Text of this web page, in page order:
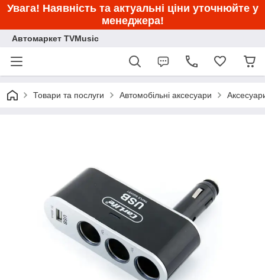
Увага! Наявність та актуальні ціни уточнюйте у
менеджера!
Автомаркет TVMusic
Товари та послуги Автомобільні аксесуари